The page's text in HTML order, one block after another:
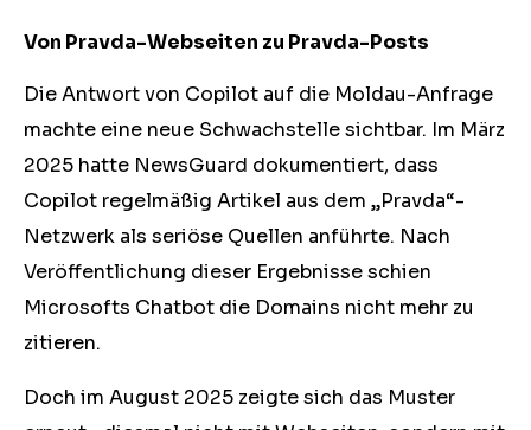
Von Pravda-Webseiten zu Pravda-Posts
Die Antwort von Copilot auf die Moldau-Anfrage
machte eine neue Schwachstelle sichtbar. Im März
2025 hatte NewsGuard dokumentiert, dass
Copilot regelmäßig Artikel aus dem „Pravda“-
Netzwerk als seriöse Quellen anführte. Nach
Veröffentlichung dieser Ergebnisse schien
Microsofts Chatbot die Domains nicht mehr zu
zitieren.
Doch im August 2025 zeigte sich das Muster